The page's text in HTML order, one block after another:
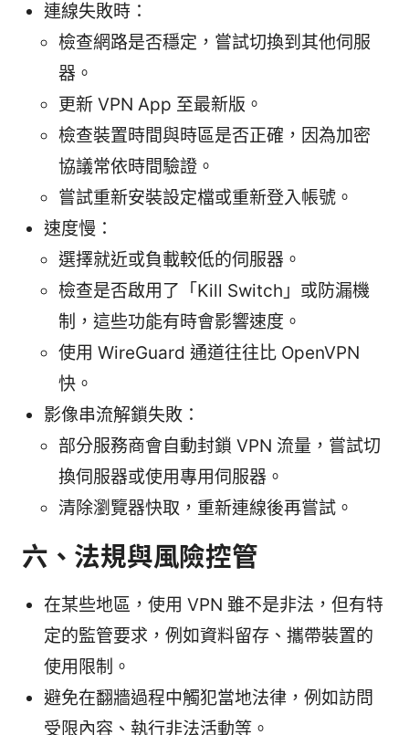
連線失敗時：
檢查網路是否穩定，嘗試切換到其他伺服
器。
更新 VPN App 至最新版。
檢查裝置時間與時區是否正確，因為加密
協議常依時間驗證。
嘗試重新安裝設定檔或重新登入帳號。
速度慢：
選擇就近或負載較低的伺服器。
檢查是否啟用了「Kill Switch」或防漏機
制，這些功能有時會影響速度。
使用 WireGuard 通道往往比 OpenVPN
快。
影像串流解鎖失敗：
部分服務商會自動封鎖 VPN 流量，嘗試切
換伺服器或使用專用伺服器。
清除瀏覽器快取，重新連線後再嘗試。
六、法規與風險控管
在某些地區，使用 VPN 雖不是非法，但有特
定的監管要求，例如資料留存、攜帶裝置的
使用限制。
避免在翻牆過程中觸犯當地法律，例如訪問
受限內容、執行非法活動等。